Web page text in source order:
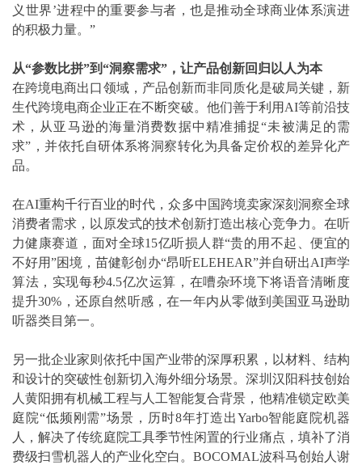
义世界’进程中的重要参与者，也是推动全球商业体系演进
的积极力量。”
从“参数比拼”到“洞察需求”，让产品创新回归以人为本
在跨境电商出口领域，产品创新而非同质化是破局关键，新
生代跨境电商企业正在不断突破。他们善于利用AI等前沿技
术，从亚马逊的海量消费数据中精准捕捉“未被满足的需
求”，并依托自研体系将洞察转化为具备定价权的差异化产
品。
在AI重构千行百业的时代，众多中国跨境卖家深刻洞察全球
消费者需求，以原发式的技术创新打造出核心竞争力。在听
力健康赛道，面对全球15亿听损人群“贵的用不起、便宜的
不好用”困境，苗健彰创办“昂听ELEHEAR”并自研出AI声学
算法，实现每秒4.5亿次运算，在嘈杂环境下将语音清晰度
提升30%，还原自然听感，在一年内从零做到美国亚马逊助
听器类目第一。
另一批企业家则依托中国产业带的深厚积累，以材料、结构
和设计的突破性创新切入海外细分场景。深圳汉阳科技创始
人黄阳拥有机械工程与人工智能复合背景，他精准锁定欧美
庭院“低频刚需”场景，历时8年打造出Yarbo智能庭院机器
人，解决了传统庭院工具季节性闲置的行业痛点，填补了消
费级扫雪机器人的产业化空白。BOCOMAL波科马创始人谢